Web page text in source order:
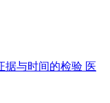
据与时间的检验 医